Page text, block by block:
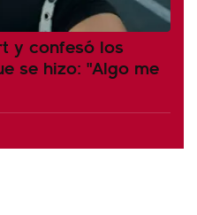
y confesó los
se hizo: "Algo me